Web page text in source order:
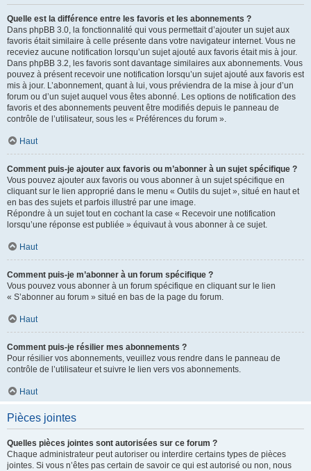
Quelle est la différence entre les favoris et les abonnements ?
Dans phpBB 3.0, la fonctionnalité qui vous permettait d’ajouter un sujet aux
favoris était similaire à celle présente dans votre navigateur internet. Vous ne
receviez aucune notification lorsqu’un sujet ajouté aux favoris était mis à jour.
Dans phpBB 3.2, les favoris sont davantage similaires aux abonnements. Vous
pouvez à présent recevoir une notification lorsqu’un sujet ajouté aux favoris est
mis à jour. L’abonnement, quant à lui, vous préviendra de la mise à jour d’un
forum ou d’un sujet auquel vous êtes abonné. Les options de notification des
favoris et des abonnements peuvent être modifiés depuis le panneau de
contrôle de l’utilisateur, sous les « Préférences du forum ».
Haut
Comment puis-je ajouter aux favoris ou m’abonner à un sujet spécifique ?
Vous pouvez ajouter aux favoris ou vous abonner à un sujet spécifique en
cliquant sur le lien approprié dans le menu « Outils du sujet », situé en haut et
en bas des sujets et parfois illustré par une image.
Répondre à un sujet tout en cochant la case « Recevoir une notification
lorsqu’une réponse est publiée » équivaut à vous abonner à ce sujet.
Haut
Comment puis-je m’abonner à un forum spécifique ?
Vous pouvez vous abonner à un forum spécifique en cliquant sur le lien
« S’abonner au forum » situé en bas de la page du forum.
Haut
Comment puis-je résilier mes abonnements ?
Pour résilier vos abonnements, veuillez vous rendre dans le panneau de
contrôle de l’utilisateur et suivre le lien vers vos abonnements.
Haut
Pièces jointes
Quelles pièces jointes sont autorisées sur ce forum ?
Chaque administrateur peut autoriser ou interdire certains types de pièces
jointes. Si vous n’êtes pas certain de savoir ce qui est autorisé ou non, nous